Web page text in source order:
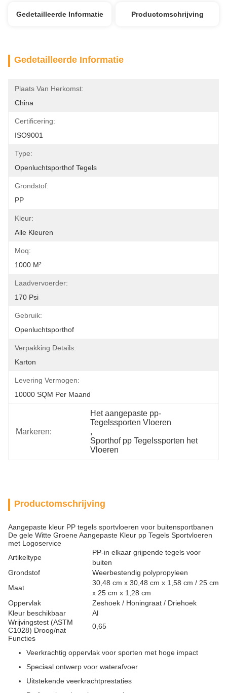
Gedetailleerde Informatie Productomschrijving
Gedetailleerde Informatie
Plaats Van Herkomst:
China
Certificering:
ISO9001
Type:
Openluchtsporthof Tegels
Grondstof:
PP
Kleur:
Alle Kleuren
Moq:
1000 M²
Laadvervoerder:
170 Psi
Gebruik:
Openluchtsporthof
Verpakking Details:
Karton
Levering Vermogen:
10000 SQM Per Maand
Markeren:
Het aangepaste pp-
Tegelssporten Vloeren
,
Sporthof pp Tegelssporten het
Vloeren
Productomschrijving
Aangepaste kleur PP tegels sportvloeren voor buitensportbanen
De gele Witte Groene Aangepaste Kleur pp Tegels Sportvloeren
met Logoservice
Artikeltype
PP-in elkaar grijpende tegels voor
buiten
Grondstof
Weerbestendig polypropyleen
Maat
30,48 cm x 30,48 cm x 1,58 cm / 25 cm
x 25 cm x 1,28 cm
Oppervlak
Zeshoek / Honingraat / Driehoek
Kleur beschikbaar
Al
Wrijvingstest (ASTM
C1028) Droog/nat
0,65
Functies
Veerkrachtig oppervlak voor sporten met hoge impact
Speciaal ontwerp voor waterafvoer
Uitstekende veerkrachtprestaties